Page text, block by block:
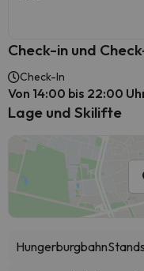
Check-in und
Check-In
Von 14:00 bis 22:00
Lage und Skilifte
Hungerburgbahn